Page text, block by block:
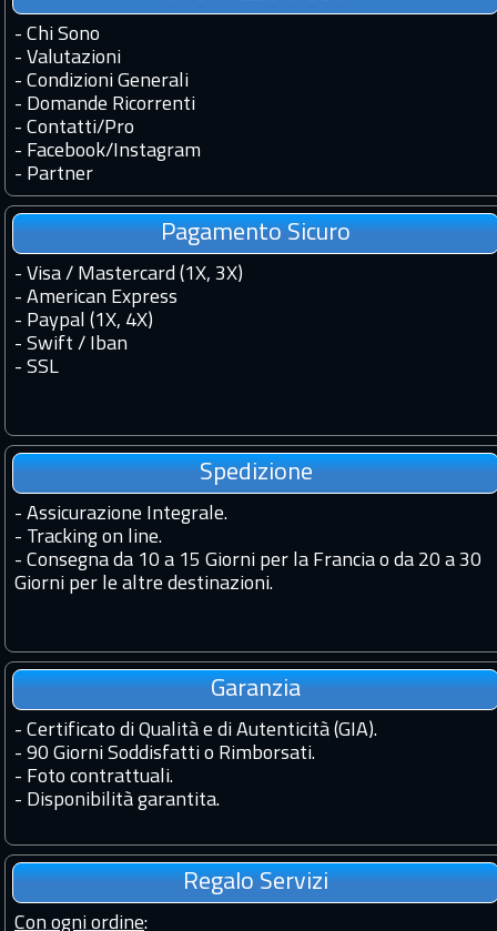
- Chi Sono
- Valutazioni
- Condizioni Generali
- Domande Ricorrenti
- Contatti/Pro
- Facebook/Instagram
- Partner
Pagamento Sicuro
- Visa / Mastercard (1X, 3X)
- American Express
- Paypal (1X, 4X)
- Swift / Iban
- SSL
Spedizione
- Assicurazione Integrale.
- Tracking on line.
- Consegna da 10 a 15 Giorni per la Francia o da 20 a 30
Giorni per le altre destinazioni.
Garanzia
- Certificato di Qualità e di Autenticità (GIA).
- 90 Giorni Soddisfatti o Rimborsati.
- Foto contrattuali.
- Disponibilità garantita.
Regalo Servizi
Con ogni ordine: